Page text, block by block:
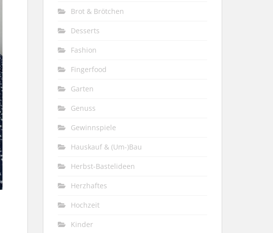
Brot & Brötchen
Desserts
Fashion
Fingerfood
Garten
Genuss
Gewinnspiele
Hauskauf & (Um-)Bau
Herbst-Bastelideen
Herzhaftes
Hochzeit
Kinder